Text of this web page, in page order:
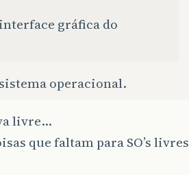
gráfica do
operacional.
livre…
que faltam para SO’s livres